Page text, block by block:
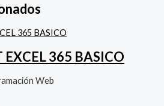
EXCEL 365 BASICO
Web